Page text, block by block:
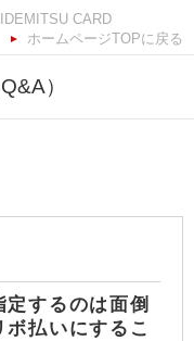
ホームページTOPに戻る
）
するのは面倒
払いにするこ